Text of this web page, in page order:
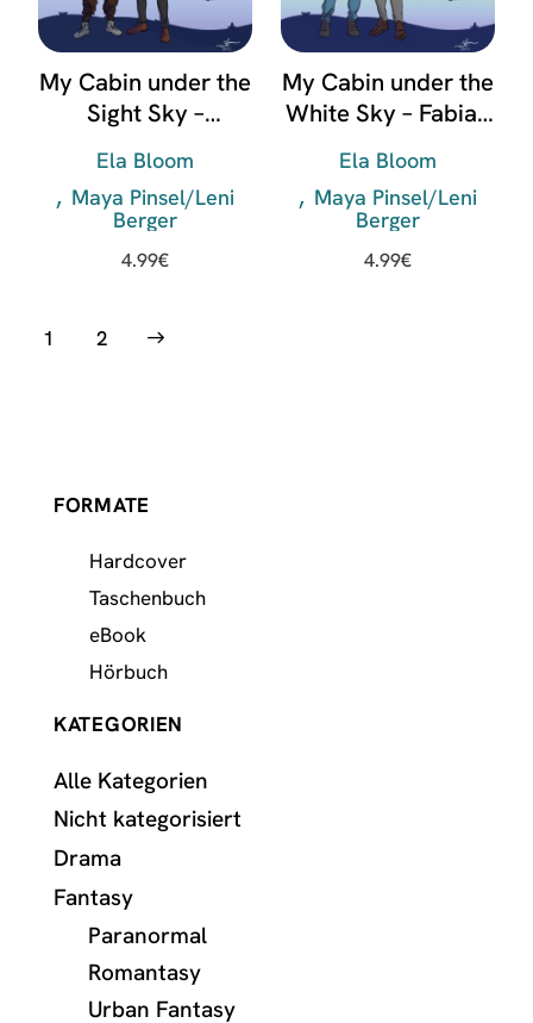
My Cabin under the
Sight Sky –
Ela Bloom
Maya Pinsel/Leni
Berger
4.99€
My Cabin under the
White Sky – Fabian
Ela Bloom
Maya Pinsel/Leni
Berger
4.99€
1 2
→
FORMATE
Hardcover
Taschenbuch
eBook
Hörbuch
KATEGORIEN
Alle Kategorien
Nicht kategorisiert
Drama
Fantasy
Paranormal
Romantasy
Urban Fantasy